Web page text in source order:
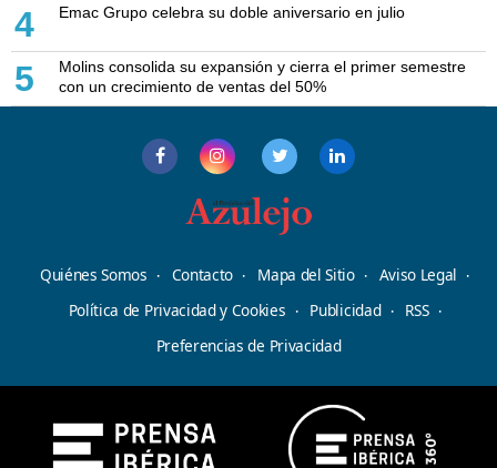
4 Emac Grupo celebra su doble aniversario en julio
5
Molins consolida su expansión y cierra el primer semestre
con un crecimiento de ventas del 50%
Quiénes Somos Contacto Mapa del Sitio
Aviso Legal
Política de Privacidad y Cookies
Publicidad
RSS
Preferencias de Privacidad